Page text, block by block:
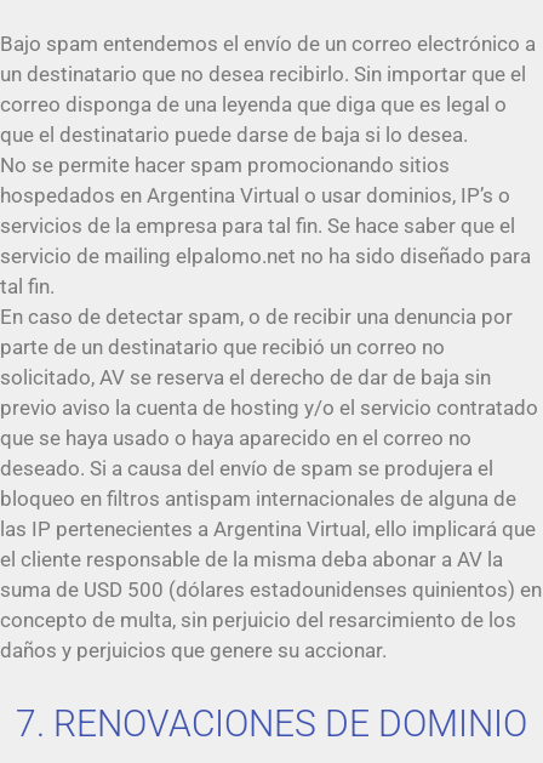
Bajo spam entendemos el envío de un correo electrónico a
un destinatario que no desea recibirlo. Sin importar que el
correo disponga de una leyenda que diga que es legal o
que el destinatario puede darse de baja si lo desea.
No se permite hacer spam promocionando sitios
hospedados en Argentina Virtual o usar dominios, IP’s o
servicios de la empresa para tal fin. Se hace saber que el
servicio de mailing elpalomo.net no ha sido diseñado para
tal fin.
En caso de detectar spam, o de recibir una denuncia por
parte de un destinatario que recibió un correo no
solicitado, AV se reserva el derecho de dar de baja sin
previo aviso la cuenta de hosting y/o el servicio contratado
que se haya usado o haya aparecido en el correo no
deseado. Si a causa del envío de spam se produjera el
bloqueo en filtros antispam internacionales de alguna de
las IP pertenecientes a Argentina Virtual, ello implicará que
el cliente responsable de la misma deba abonar a AV la
suma de USD 500 (dólares estadounidenses quinientos) en
concepto de multa, sin perjuicio del resarcimiento de los
daños y perjuicios que genere su accionar.
7. RENOVACIONES DE DOMINIO